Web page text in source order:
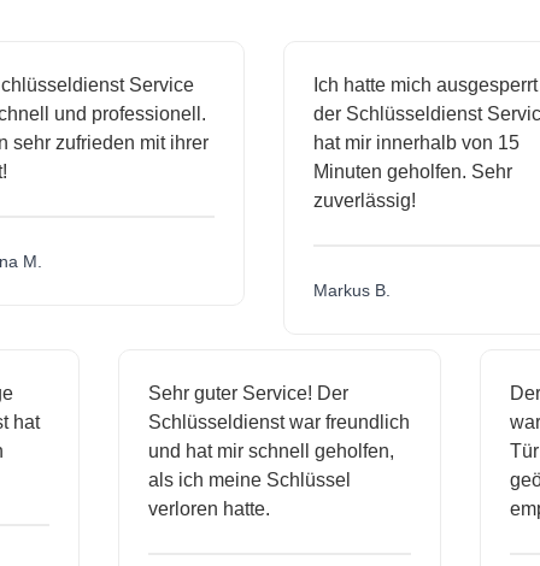
Service
und professionell.
zufrieden mit ihrer
Ich hatte mich ausgesperrt und
der Schlüsseldienst Service
hat mir innerhalb von 15
Minuten geholfen. Sehr
zuverlässig!
Markus B.
hat
Sehr guter Service! Der
Schlüsseldienst war freundlich
und hat mir schnell geholfen,
als ich meine Schlüssel
verloren hatte.